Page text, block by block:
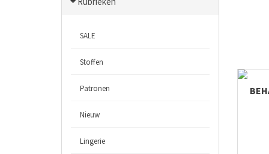
SALE
Stoffen
Patronen
Nieuw
Lingerie